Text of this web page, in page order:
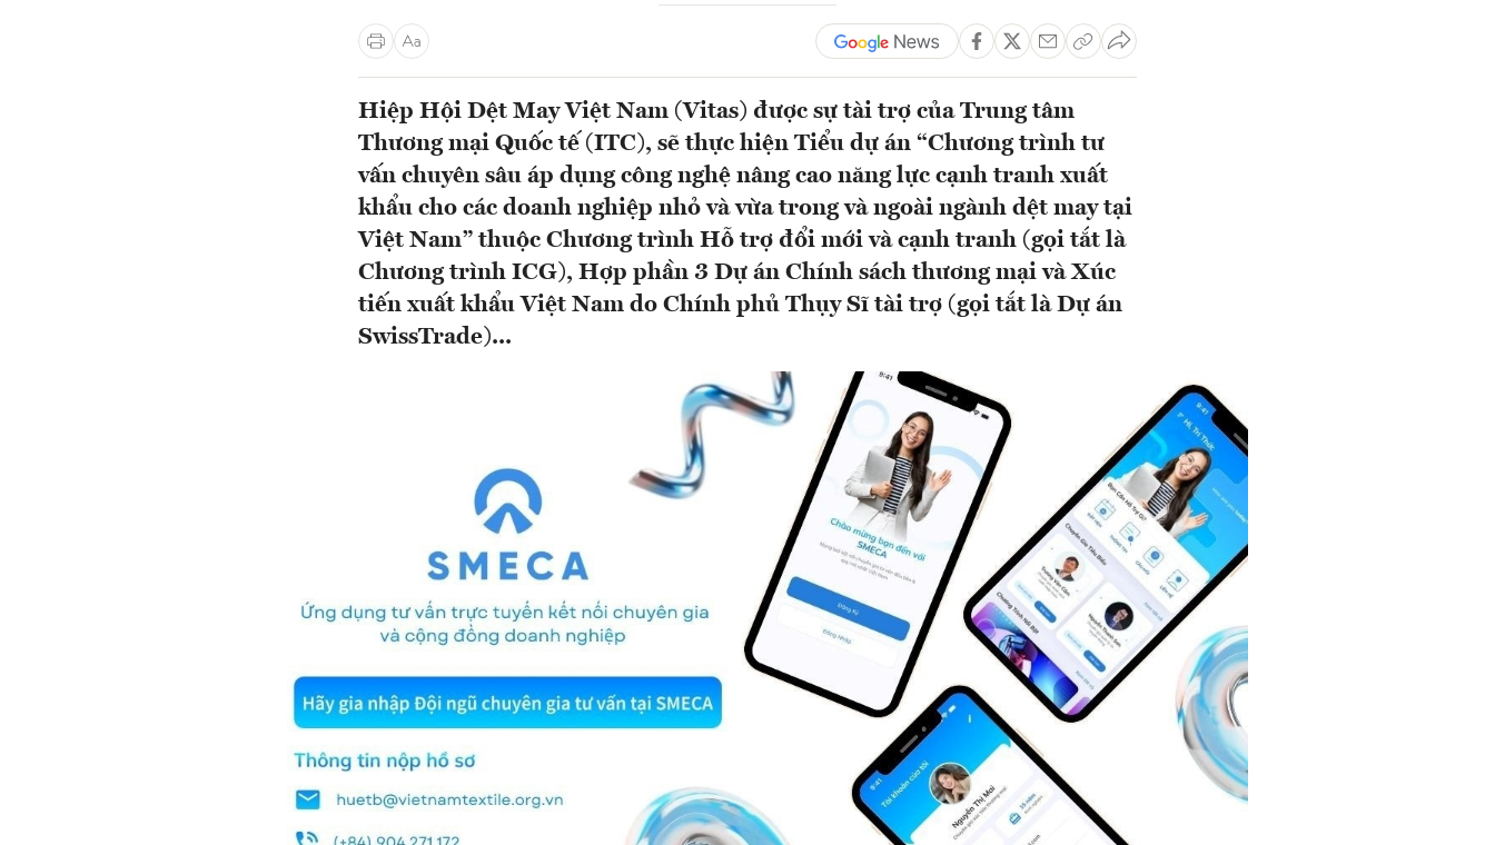
Hiệp Hội Dệt May Việt Nam (Vitas) được sự tài trợ của Trung tâm
Thương mại Quốc tế (ITC), sẽ thực hiện Tiểu dự án “Chương trình tư
vấn chuyên sâu áp dụng công nghệ nâng cao năng lực cạnh tranh xuất
khẩu cho các doanh nghiệp nhỏ và vừa trong và ngoài ngành dệt may tại
Việt Nam” thuộc Chương trình Hỗ trợ đổi mới và cạnh tranh (gọi tắt là
Chương trình ICG), Hợp phần 3 Dự án Chính sách thương mại và Xúc
tiến xuất khẩu Việt Nam do Chính phủ Thụy Sĩ tài trợ (gọi tắt là Dự án
SwissTrade)...